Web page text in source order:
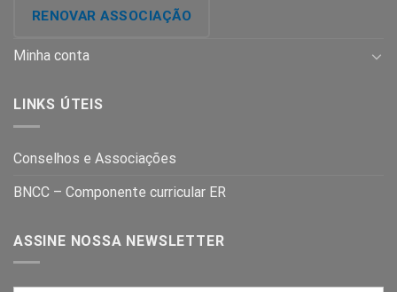
RENOVAR ASSOCIAÇÃO
Minha conta
LINKS ÚTEIS
Conselhos e Associações
BNCC – Componente curricular ER
ASSINE NOSSA NEWSLETTER